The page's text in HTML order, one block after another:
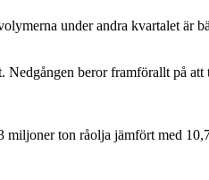
under andra kvartalet är
beror framförallt på
ton råolja jämfört med